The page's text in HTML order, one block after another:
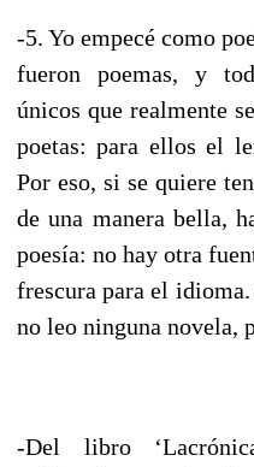
-5. Yo empecé como
fueron poemas, y
únicos que realmente
poetas: para ellos el
Por eso, si se quiere
de una manera bella,
poesía: no hay otra
frescura para el idioma.
no leo ninguna novela,
-Del libro